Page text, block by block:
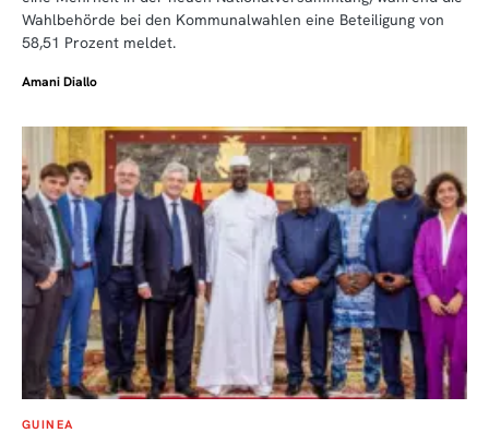
Wahlbehörde bei den Kommunalwahlen eine Beteiligung von
58,51 Prozent meldet.
Amani Diallo
GUINEA